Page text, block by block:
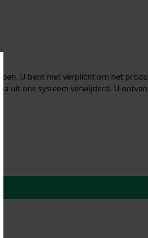
U bent niet verplicht om het
uit ons systeem verwijderd. U